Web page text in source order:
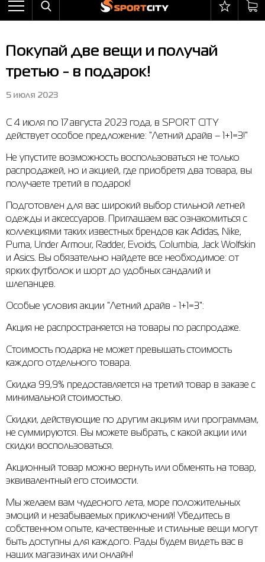
Назад
Брюки
Ветровки
Комбинезоны
Купальники
Леггинсы
Майки
Рубашки
Термобелье
Толстовки
Юбки
Назад
Кроссовки
Пляжная обувь
Сандалии
Назад
Бейсболки и панамы
Бокс
Мячи
Перчатки
Рюкзаки
Сумки
Фитнес и йога
Шапки
Шарфы
Назад
Arena
Asics
Evoids
Larum
Nike
Skechers
The North Face
Under Armour
Назад
Бра
Брюки
Костюмы
Леггинсы
Футболки
Ботинки
Полуботинки
Сандалии
Брэнды
Nike
Puma
Radder
Назад
Возврат и обмен
Гарантия на товары
Контакт центр
Частые вопросы (FAQ)
Личный кабинет
Покупай две вещи и получай
третью - в подарок!
5 июля 2023
С 4 июля по 17 августа 2023 года, в SPORT CITY
действует особое предложение: "Летний драйв – 1+1=3!"
Не упустите возможность воспользоваться не только
распродажей, но и акцией, где приобретя два товара, вы
получаете третий в подарок!
Подготовлен для вас широкий выбор стильной летней
одежды и аксессуаров. Приглашаем вас ознакомиться с
коллекциями таких известных брендов как Adidas, Nike,
Puma, Under Armour, Radder, Evoids, Columbia, Jack Wolfskin
и Asics. Вы обязательно найдете все необходимое: от
ярких футболок и шорт до удобных сандалий и
шлепанцев.
Особые условия акции "Летний драйв - 1+1=3":
Акция не распространяется на товары по распродаже.
Стоимость подарка не может превышать стоимость
каждого отдельного товара.
Скидка 99,9% предоставляется на третий товар в заказе с
минимальной стоимостью.
Скидки, действующие по другим акциям или программам,
не суммируются. Вы можете выбрать, с какой акции или
скидки воспользоваться.
Акционный товар можно вернуть или обменять на товар,
эквивалентный его стоимости.
Мы желаем вам чудесного лета, море положительных
эмоций и незабываемых приключений! Убедитесь в
собственном опыте, качественные и стильные вещи могут
быть доступны для каждого. Рады будем видеть вас в
наших магазинах или онлайн!